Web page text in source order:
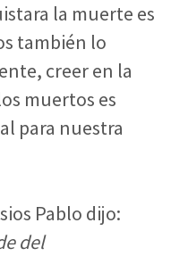
la muerte es
también lo
creer en la
muertos es
para nuestra
Pablo dijo:
del